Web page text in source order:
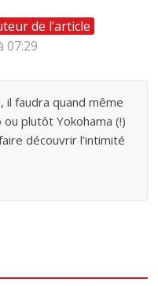
de l’article
07:29
faudra quand même
plutôt Yokohama (!)
découvrir l’intimité